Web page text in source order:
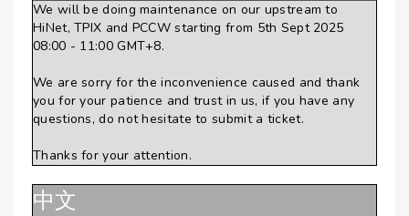
We will be doing maintenance on our upstream to
HiNet, TPIX and PCCW starting from 5th Sept 2025
08:00 - 11:00 GMT+8.
We are sorry for the inconvenience caused and thank
you for your patience and trust in us, if you have any
questions, do not hesitate to submit a ticket.
Thanks for your attention.
中文